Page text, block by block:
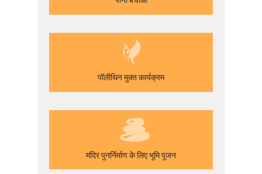
पॉलीथिन मुक्त कार्यक्रम
मंदिर पुनर्निर्माण के लिए भूमि पूजन